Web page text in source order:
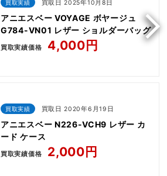
買取実績 買取日 2025年10月8日
アニエスベー VOYAGE ボヤージュ
G784-VN01 レザー ショルダーバッグ
買取実績価格 4,000円
買取実績 買取日 2020年6月19日
アニエスベー N226-VCH9 レザー カ
ード ケース
買取実績価格 2,000円